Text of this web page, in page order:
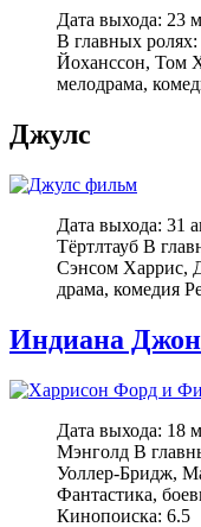
Дата выхода: 23
В главных
Йоханссон, Том
мелодрама,
Джулс
Дата выхода: 31
Тёртлтауб В
Сэнсом Харрис,
драма, комедия
Индиана
Дата выхода: 18
Мэнголд В
Уоллер-Бридж,
Фантастика,
Кинопоиска: 6.5